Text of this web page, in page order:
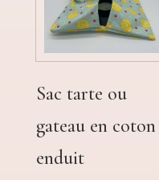
Sac tarte ou
gateau en coton
enduit